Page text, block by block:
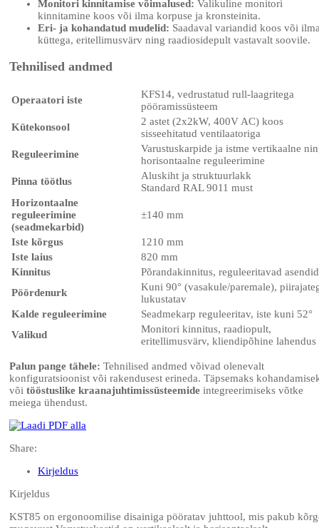
Monitori kinnitamise võimalused: Valikuline monitori
kinnitamine koos või ilma korpuse ja kronsteinita.
Eri- ja kohandatud mudelid: Saadaval variandid koos või
küttega, eritellimusvärv ning raadiosidepult vastavalt soovile.
Tehnilised andmed
Operaatori iste
KFS14, vedrustatud rull-laagritega
pööramissüsteem
Kütekonsool
2 astet (2x2kW, 400V AC) koos
sisseehitatud ventilaatoriga
Reguleerimine
Varustuskarpide ja istme vertikaalne
horisontaalne reguleerimine
Pinna töötlus
Aluskiht ja struktuurlakk
Standard RAL 9011 must
Horizontaalne
reguleerimine
(seadmekarbid)
±140 mm
Iste kõrgus
1210 mm
Iste laius
820 mm
Kinnitus
Põrandakinnitus, reguleeritavad asendid
Pöördenurk
Kuni 90° (vasakule/paremale),
lukustatav
Kalde reguleerimine
Seadmekarp reguleeritav, iste kuni 52°
Valikud
Monitori kinnitus, raadiopult,
eritellimusvärv, kliendipõhine lahendus
Palun pange tähele: Tehnilised andmed võivad olenevalt
konfiguratsioonist või rakendusest erineda. Täpsemaks
või tööstuslike kraanajuhtimissüsteemide integreerimiseks võtke
meiega ühendust.
Share:
Kirjeldus
Kirjeldus
KST85 on ergonoomilise disainiga pööratav juhttool, mis pakub